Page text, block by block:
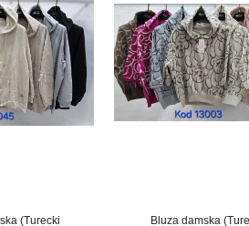
(Turecki
Bluza damska